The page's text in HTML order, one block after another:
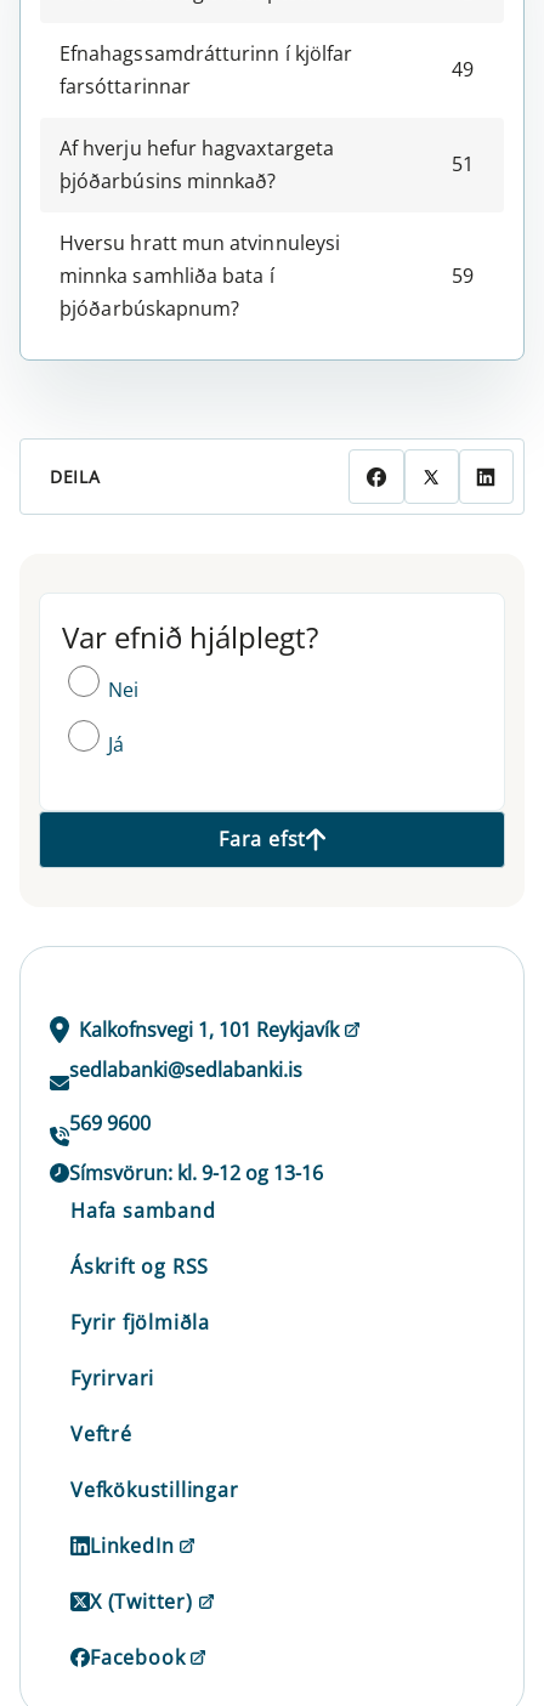
Efnahagssamdrátturinn í kjölfar
farsóttarinnar
49
Af hverju hefur hagvaxtargeta
þjóðarbúsins minnkað?
51
Hversu hratt mun atvinnuleysi
minnka samhliða bata í
þjóðarbúskapnum?
59
DEILA
Var efnið hjálplegt?
Var efnið hjálplegt?
Nei
Já
Fara efst
Kalkofnsvegi 1, 101 Reykjavík
sedlabanki@sedlabanki.is
569 9600
Símsvörun: kl. 9-12 og 13-16
Hafa samband
Áskrift og RSS
Fyrir fjölmiðla
Fyrirvari
Veftré
Vefkökustillingar
LinkedIn
X (Twitter)
Facebook